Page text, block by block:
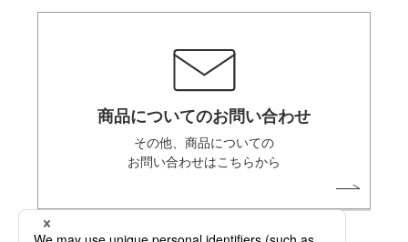
商品についてのお問い合わせ
その他、商品についての
お問い合わせはこちらから